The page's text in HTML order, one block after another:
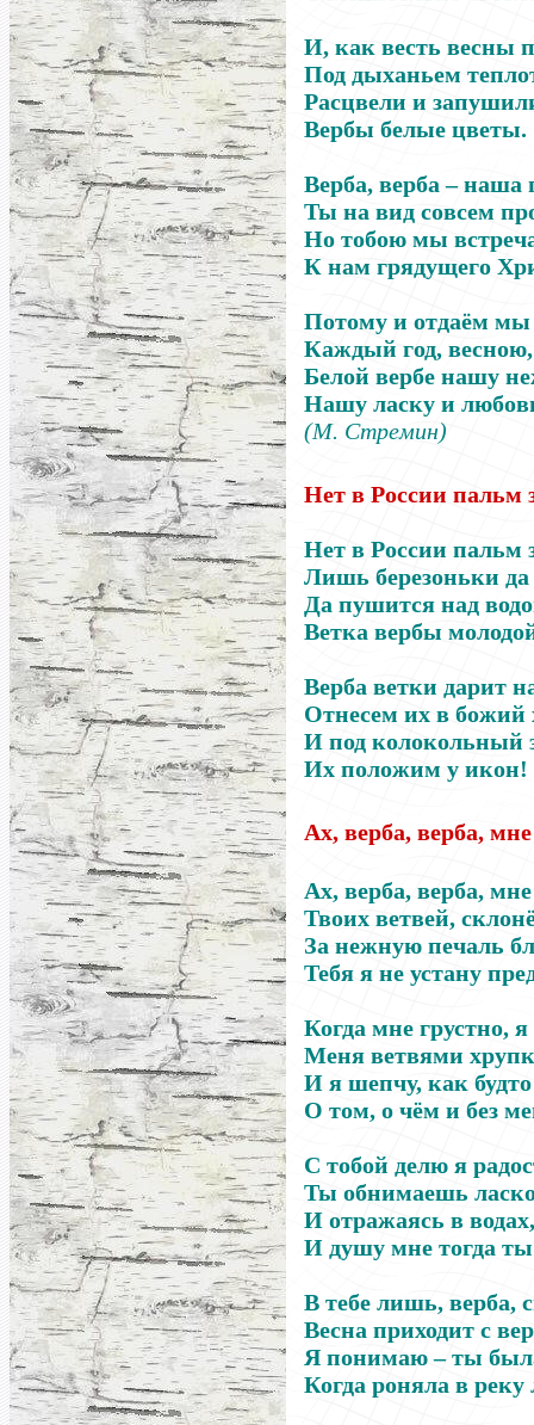
И, как весть весны
Под дыханьем
Расцвели и
Вербы белые цветы.
Верба, верба – наша
Ты на вид совсем
Но тобою мы
К нам грядущего
Потому и отдаём мы
Каждый год,
Белой вербе нашу
Нашу ласку и
(М. Стремин)
Нет в России пальм
Нет в России пальм
Лишь березоньки
Да пушится над
Ветка вербы
Верба ветки дарит
Отнесем их в божий
И под колокольный
Их положим у икон!
Ах, верба, верба,
Ах, верба, верба,
Твоих ветвей,
За нежную печаль
Тебя я не устану
Когда мне грустно, я
Меня ветвями
И я шепчу, как
О том, о чём и без
С тобой делю я
Ты обнимаешь
И отражаясь в
И душу мне тогда
В тебе лишь, верба,
Весна приходит с
Я понимаю – ты
Когда роняла в реку